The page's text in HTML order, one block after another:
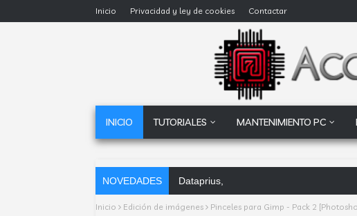
Inicio Privacidad y ley de cookies Contactar
INICIO TUTORIALES MANTENIMIENTO PC
NOVEDADES Dataprius, la alternativa a Google Drive y
Inicio Edición de imágenes Pinceles para Gimp - Pack 2